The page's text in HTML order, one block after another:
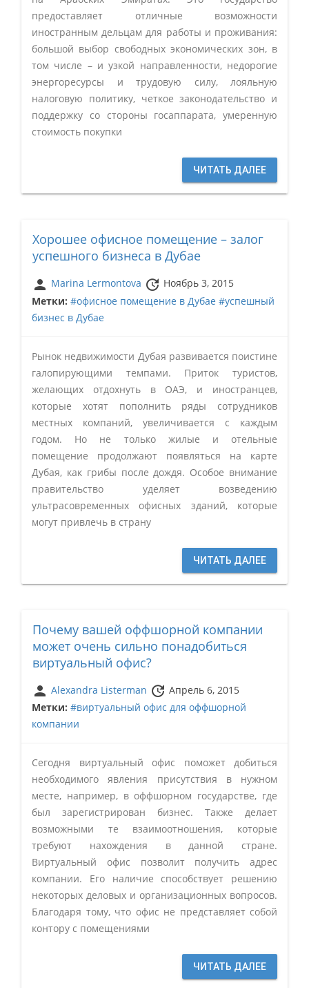
предоставляет отличные возможности
иностранным дельцам для работы и проживания:
большой выбор свободных экономических зон, в
том числе – и узкой направленности, недорогие
энергоресурсы и трудовую силу, лояльную
налоговую политику, четкое законодательство и
поддержку со стороны госаппарата, умеренную
стоимость покупки
ЧИТАТЬ ДАЛЕЕ
Хорошее офисное помещение – залог
успешного бизнеса в Дубае
person Marina Lermontova update Ноябрь 3, 2015
Метки: #офисное помещение в Дубае #успешный
бизнес в Дубае
Рынок недвижимости Дубая развивается поистине
галопирующими темпами. Приток туристов,
желающих отдохнуть в ОАЭ, и иностранцев,
которые хотят пополнить ряды сотрудников
местных компаний, увеличивается с каждым
годом. Но не только жилые и отельные
помещение продолжают появляться на карте
Дубая, как грибы после дождя. Особое внимание
правительство уделяет возведению
ультрасовременных офисных зданий, которые
могут привлечь в страну
ЧИТАТЬ ДАЛЕЕ
Почему вашей оффшорной компании
может очень сильно понадобиться
виртуальный офис?
person Alexandra Listerman update Апрель 6, 2015
Метки: #виртуальный офис для оффшорной
компании
Сегодня виртуальный офис поможет добиться
необходимого явления присутствия в нужном
месте, например, в оффшорном государстве, где
был зарегистрирован бизнес. Также делает
возможными те взаимоотношения, которые
требуют нахождения в данной стране.
Виртуальный офис позволит получить адрес
компании. Его наличие способствует решению
некоторых деловых и организационных вопросов.
Благодаря тому, что офис не представляет собой
контору с помещениями
ЧИТАТЬ ДАЛЕЕ